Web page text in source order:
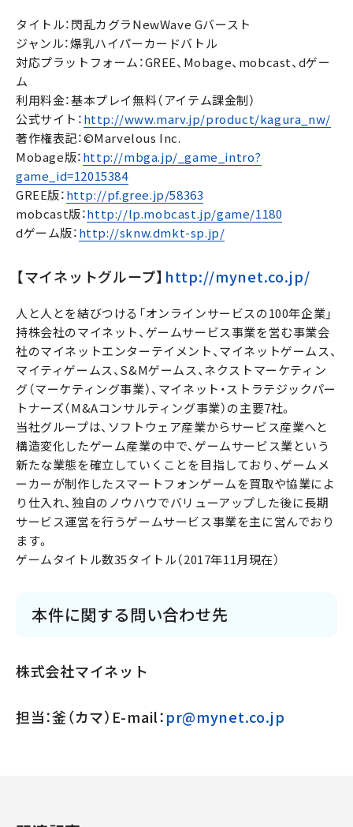
タイトル：閃乱カグラNewWave Gバースト
ジャンル：爆乳ハイパーカードバトル
対応プラットフォーム：GREE、Mobage、mobcast、dゲー
ム
利用料金：基本プレイ無料（アイテム課金制）
公式サイト：http://www.marv.jp/product/kagura_nw/
著作権表記：©Marvelous Inc.
Mobage版：http://mbga.jp/_game_intro?
game_id=12015384
GREE版：http://pf.gree.jp/58363
mobcast版：http://lp.mobcast.jp/game/1180
dゲーム版：http://sknw.dmkt-sp.jp/
【マイネットグループ】 http://mynet.co.jp/
人と人とを結びつける「オンラインサービスの100年企業」
持株会社のマイネット、ゲームサービス事業を営む事業会
社のマイネットエンターテイメント、マイネットゲームス、
マイティゲームス、S&Mゲームス、ネクストマーケティン
グ（マーケティング事業）、マイネット・ストラテジックパー
トナーズ（M&Aコンサルティング事業）の主要7社。
当社グループは、ソフトウェア産業からサービス産業へと
構造変化したゲーム産業の中で、ゲームサービス業という
新たな業態を確立していくことを目指しており、ゲームメ
ーカーが制作したスマートフォンゲームを買取や協業によ
り仕入れ、独自のノウハウでバリューアップした後に長期
サービス運営を行うゲームサービス事業を主に営んでおり
ます。
ゲームタイトル数35タイトル（2017年11月現在）
本件に関する問い合わせ先
株式会社マイネット
担当：釜（カマ）E-mail：pr@mynet.co.jp